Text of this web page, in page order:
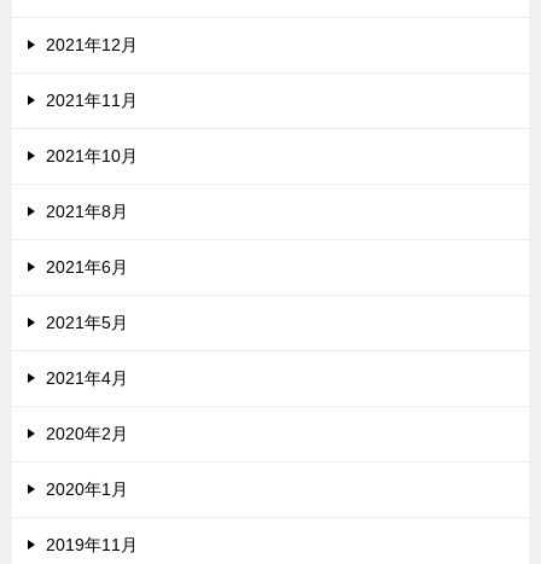
2021年12月
2021年11月
2021年10月
2021年8月
2021年6月
2021年5月
2021年4月
2020年2月
2020年1月
2019年11月